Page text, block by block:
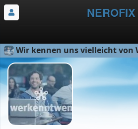
NEROFIX
Wir kennen uns vielleicht von